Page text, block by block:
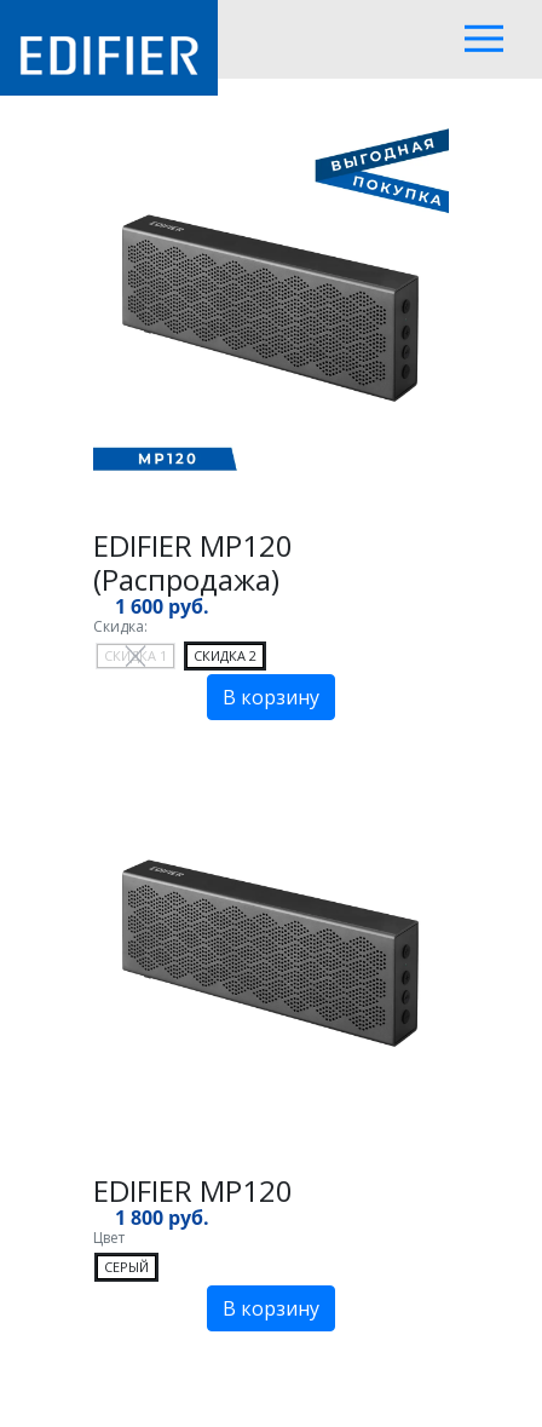
EDIFIER MP120
(Распродажа)
1 600 руб.
Скидка:
СКИДКА 1 СКИДКА 2
В корзину
EDIFIER MP120
1 800 руб.
Цвет
СЕРЫЙ
В корзину